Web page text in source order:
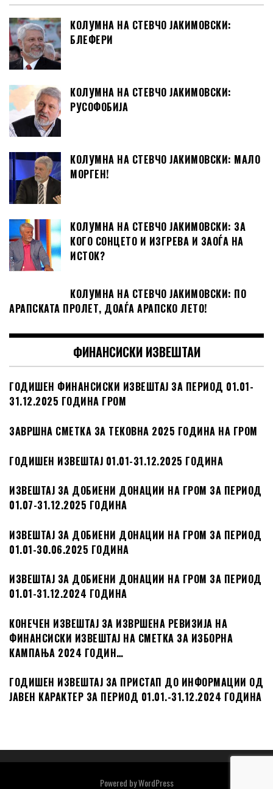
КОЛУМНА НА СТЕВЧО ЈАКИМОВСКИ:
БЛЕФЕРИ
КОЛУМНА НА СТЕВЧО ЈАКИМОВСКИ:
РУСОФОБИЈА
КОЛУМНА НА СТЕВЧО ЈАКИМОВСКИ: МАЛО
МОРГЕН!
КОЛУМНА НА СТЕВЧО ЈАКИМОВСКИ: ЗА
КОГО СОНЦЕТО И ИЗГРЕВА И ЗАОЃА НА
ИСТОК?
КОЛУМНА НА СТЕВЧО ЈАКИМОВСКИ: ПО
АРАПСКАТА ПРОЛЕТ, ДОАЃА АРАПСКО ЛЕТО!
ФИНАНСИСКИ ИЗВЕШТАИ
ГОДИШЕН ФИНАНСИСКИ ИЗВЕШТАЈ ЗА ПЕРИОД 01.01-
31.12.2025 ГОДИНА ГРОМ
ЗАВРШНА СМЕТКА ЗА ТЕКОВНА 2025 ГОДИНА НА ГРОМ
ГОДИШЕН ИЗВЕШТАЈ 01.01-31.12.2025 ГОДИНА
ИЗВЕШТАЈ ЗА ДОБИЕНИ ДОНАЦИИ НА ГРОМ ЗА ПЕРИОД
01.07-31.12.2025 ГОДИНА
ИЗВЕШТАЈ ЗА ДОБИЕНИ ДОНАЦИИ НА ГРОМ ЗА ПЕРИОД
01.01-30.06.2025 ГОДИНА
ИЗВЕШТАЈ ЗА ДОБИЕНИ ДОНАЦИИ НА ГРОМ ЗА ПЕРИОД
01.01-31.12.2024 ГОДИНА
КОНЕЧЕН ИЗВЕШТАЈ ЗА ИЗВРШЕНА РЕВИЗИЈА НА
ФИНАНСИСКИ ИЗВЕШТАЈ НА СМЕТКА ЗА ИЗБОРНА
КАМПАЊА 2024 ГОДИН…
ГОДИШЕН ИЗВЕШТАЈ ЗА ПРИСТАП ДО ИНФОРМАЦИИ ОД
ЈАВЕН КАРАКТЕР ЗА ПЕРИОД 01.01.-31.12.2024 ГОДИНА
Powered byWordPress